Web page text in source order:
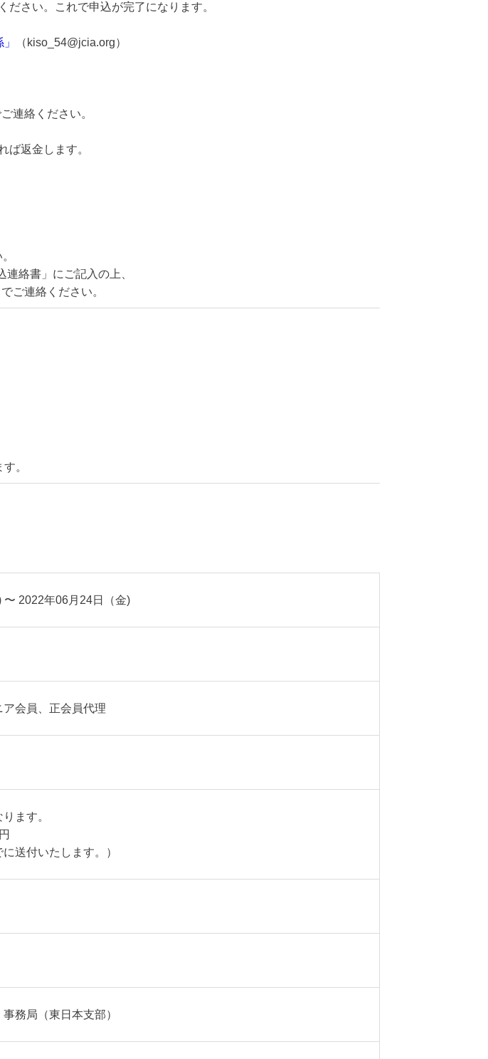
さい。これで申込が完了になります。
（kiso_54@jcia.org）
連絡ください。
ば返金します。
絡書」にご記入の上、
ご連絡ください。
。
〜 2022年06月24日（金)
会員、正会員代理
ます。
送付いたします。）
務局（東日本支部）